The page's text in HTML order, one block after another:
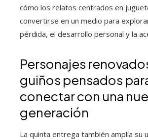
cómo los relatos centrados en
convertirse en un medio para
pérdida, el desarrollo personal y la
Personajes
guiños pensados
conectar con una
generación
La quinta entrega también amplía su